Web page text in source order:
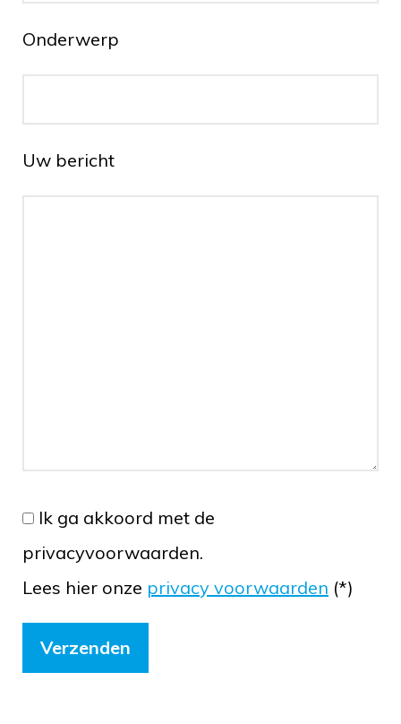
Onderwerp
Uw bericht
Ik ga akkoord met de
privacyvoorwaarden.
Lees hier onze privacy voorwaarden (*)